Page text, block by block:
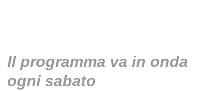
Il programma va in onda
ogni sabato